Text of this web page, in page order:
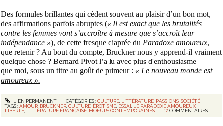
Des formules brillantes qui cèdent souvent au plaisir d’un bon mot,
des affirmations parfois abruptes (« Il est exact que les brutalités
contre les femmes vont s’accroître à mesure que s’accroît leur
indépendance »), de cette fresque diaprée du Paradoxe amoureux,
que retenir ? Au bout du compte, Bruckner nous y apprend-il vraiment
quelque chose ? Bernard Pivot l’a lu avec plus d'enthousiasme
que moi, sous un titre au goût de primeur : « Le nouveau monde est
amoureux ».
LIEN PERMANENT CATÉGORIES :CULTURE, LITTÉRATURE, PASSIONS, SOCIÉTÉ
TAGS :AMOUR, BRUCKNER,CULTURE, ÉROTISME, ESSAI, LE PARADOXE AMOUREUX,
LIBERTÉ, LITTÉRATURE FRANÇAISE, MOEURS CONTEMPORAINES 12 COMMENTAIRES